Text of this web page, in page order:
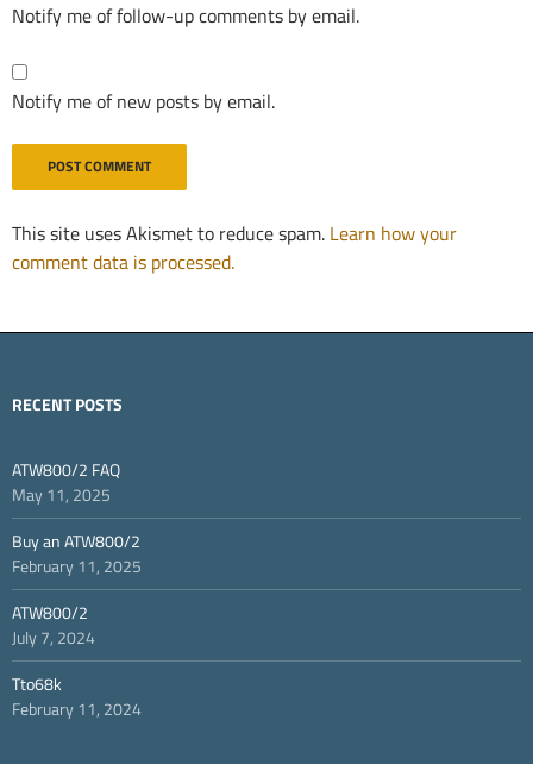
Notify me of follow-up comments by email.
Notify me of new posts by email.
This site uses Akismet to reduce spam. Learn how your
comment data is processed.
RECENT POSTS
ATW800/2 FAQ
May 11, 2025
Buy an ATW800/2
February 11, 2025
ATW800/2
July 7, 2024
Tto68k
February 11, 2024